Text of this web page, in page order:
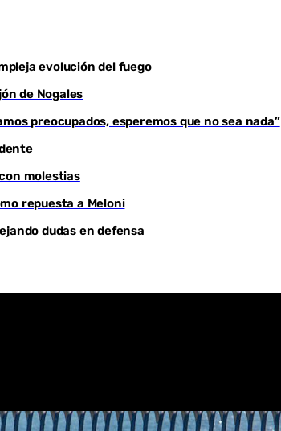
Youtube
evolución del fuego
de Nogales
preocupados, esperemos que no sea nada”
molestias
repuesta a Meloni
dudas en defensa